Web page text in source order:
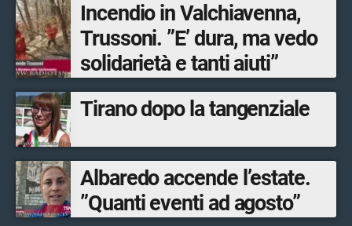
Incendio in Valchiavenna,
Trussoni. ”E’ dura, ma vedo
solidarietà e tanti aiuti”
Tirano dopo la tangenziale
Albaredo accende l’estate.
”Quanti eventi ad agosto”